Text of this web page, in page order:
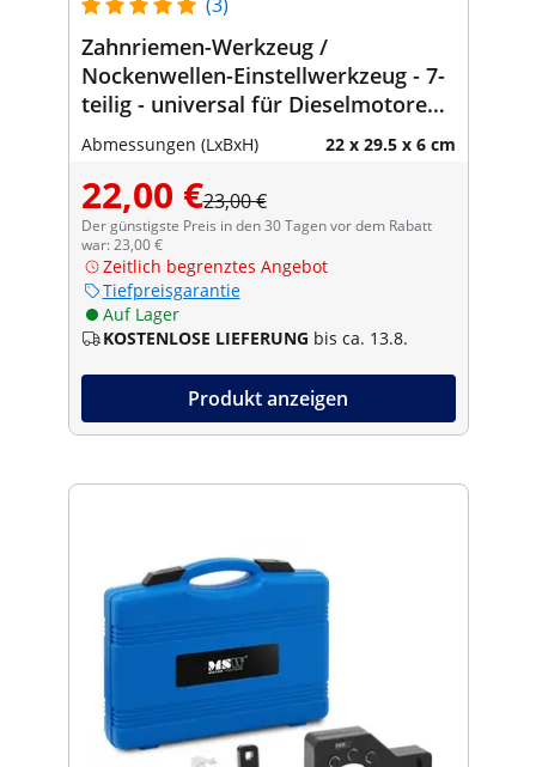
Zahnriemen-Werkzeug /
Nockenwellen-Einstellwerkzeug - 7-
teilig - universal für Dieselmotoren
von VW LT / Crafter / Transporter
Abmessungen (LxBxH) 22 x 29.5 x 6 cm
22,00 €23,00 €
Der günstigste Preis in den 30 Tagen vor dem Rabatt
war: 23,00 €
Zeitlich begrenztes Angebot
Tiefpreisgarantie
Auf Lager
KOSTENLOSE LIEFERUNG bis ca. 13.8.
Produkt anzeigen